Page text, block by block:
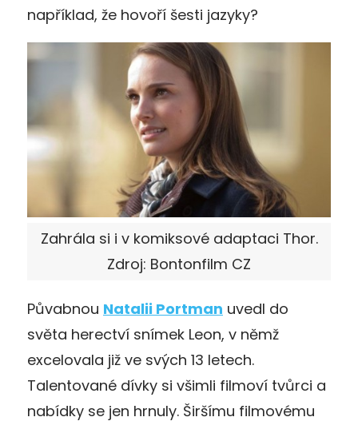
například, že hovoří šesti jazyky?
Zahrála si i v komiksové adaptaci Thor.
Zdroj: Bontonfilm CZ
Půvabnou Natalii Portman uvedl do
světa herectví snímek Leon, v němž
excelovala již ve svých 13 letech.
Talentované dívky si všimli filmoví tvůrci a
nabídky se jen hrnuly. Širšímu filmovému